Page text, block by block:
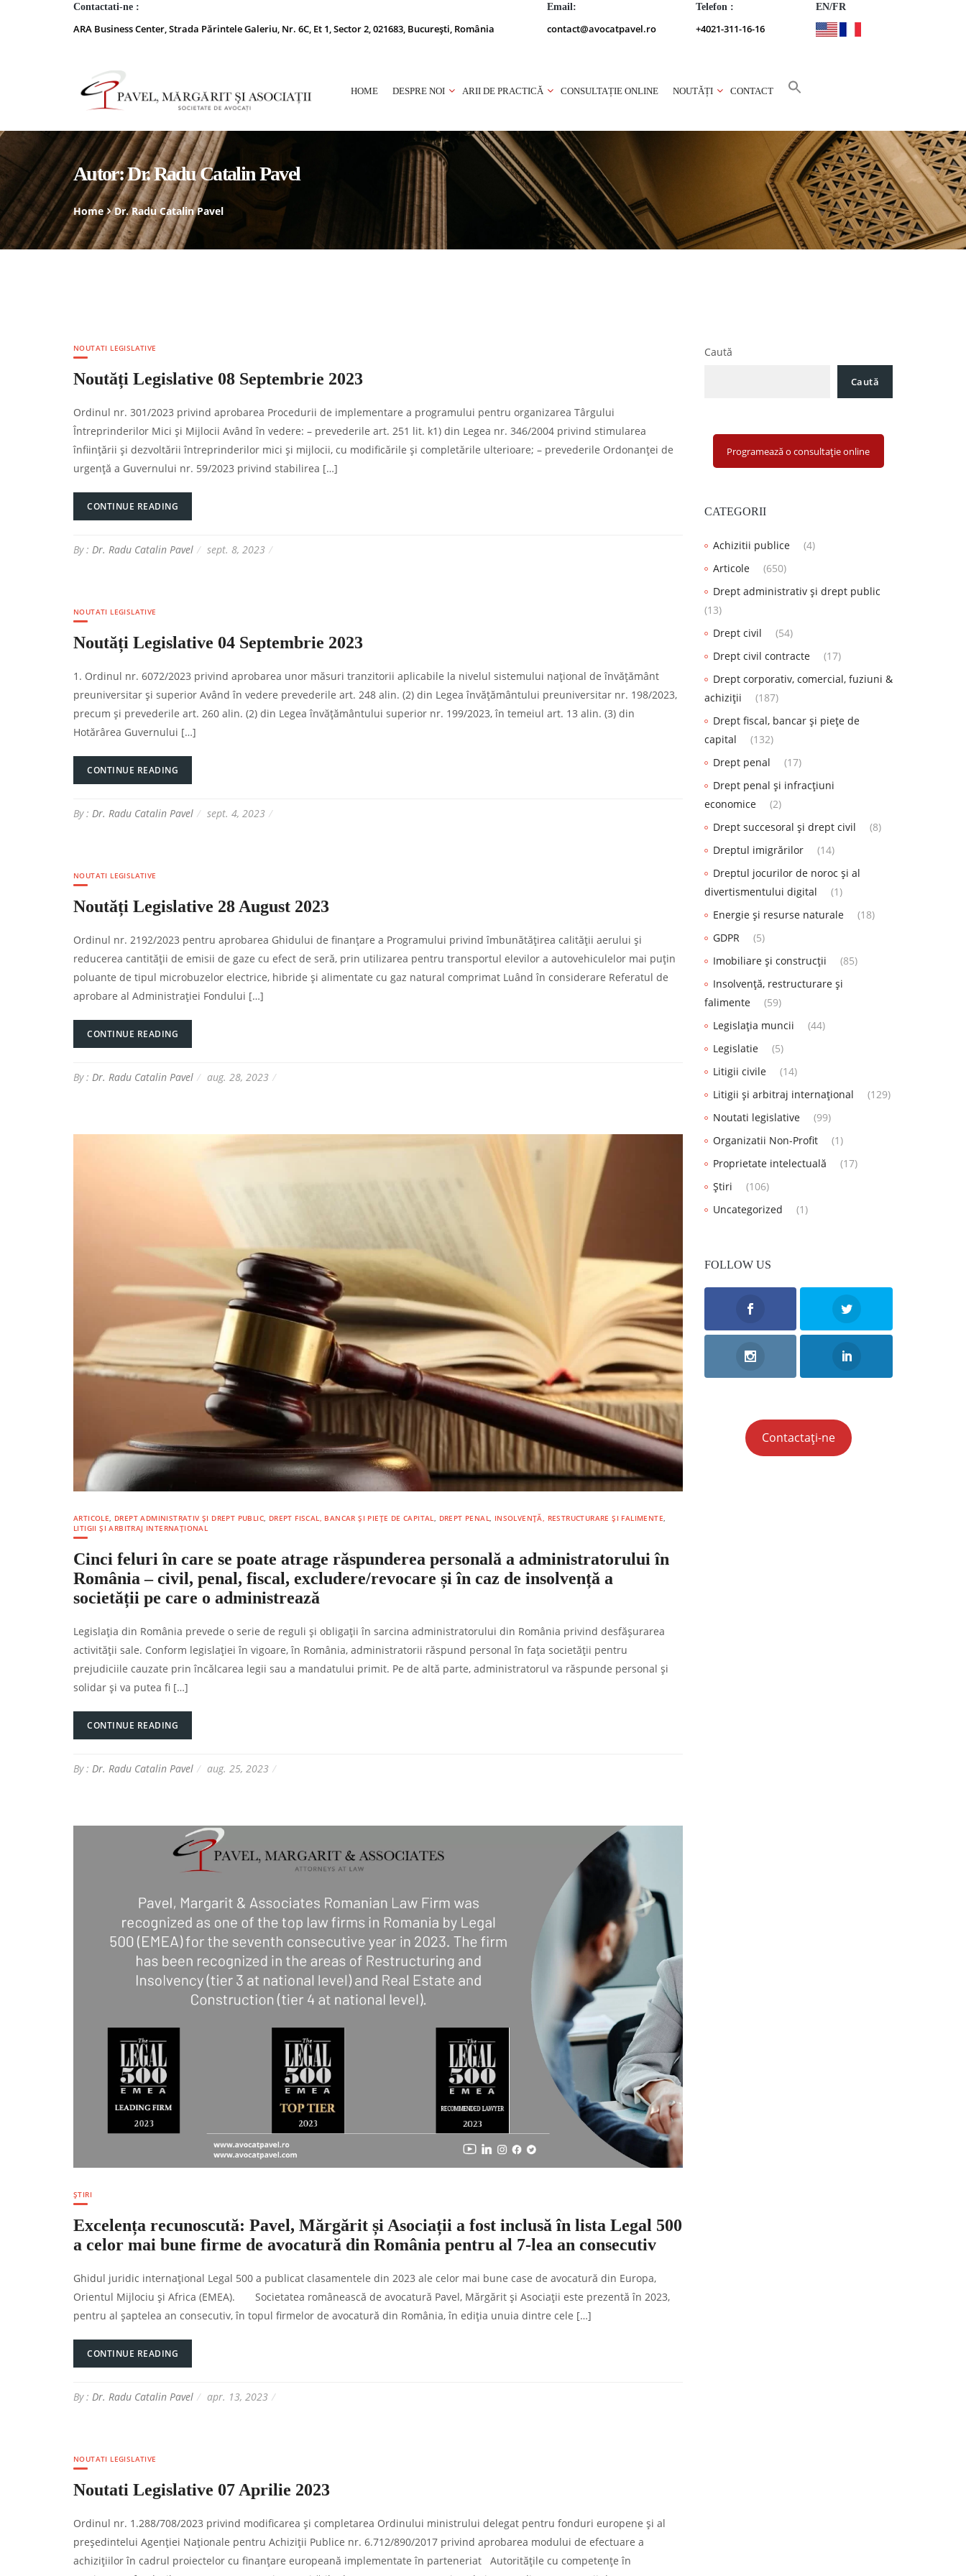
Contactati-ne :
ARA Business Center, Strada Părintele Galeriu, Nr. 6C, Et 1, Sector 2, 021683, București, România
Email:
contact@avocatpavel.ro
Telefon :
+4021-311-16-16
EN/FR
HOME DESPRE NOI ARII DE PRACTICĂ CONSULTAȚIE ONLINE NOUTĂȚI CONTACT
Autor:Dr. Radu Catalin Pavel
Home Dr. Radu Catalin Pavel
NOUTATI LEGISLATIVE
Noutăți Legislative 08 Septembrie 2023
Ordinul nr. 301/2023 privind aprobarea Procedurii de implementare a programului pentru organizarea Târgului
Întreprinderilor Mici şi Mijlocii Având în vedere: – prevederile art. 251 lit. k1) din Legea nr. 346/2004 privind stimularea
înfiinţării şi dezvoltării întreprinderilor mici şi mijlocii, cu modificările şi completările ulterioare; – prevederile Ordonanţei de
urgenţă a Guvernului nr. 59/2023 privind stabilirea […]
CONTINUE READING
By : Dr. Radu Catalin Pavel sept. 8, 2023
NOUTATI LEGISLATIVE
Noutăți Legislative 04 Septembrie 2023
1. Ordinul nr. 6072/2023 privind aprobarea unor măsuri tranzitorii aplicabile la nivelul sistemului naţional de învăţământ
preuniversitar şi superior Având în vedere prevederile art. 248 alin. (2) din Legea învăţământului preuniversitar nr. 198/2023,
precum şi prevederile art. 260 alin. (2) din Legea învăţământului superior nr. 199/2023, în temeiul art. 13 alin. (3) din
Hotărârea Guvernului […]
CONTINUE READING
By : Dr. Radu Catalin Pavel sept. 4, 2023
NOUTATI LEGISLATIVE
Noutăți Legislative 28 August 2023
Ordinul nr. 2192/2023 pentru aprobarea Ghidului de finanţare a Programului privind îmbunătăţirea calităţii aerului şi
reducerea cantităţii de emisii de gaze cu efect de seră, prin utilizarea pentru transportul elevilor a autovehiculelor mai puţin
poluante de tipul microbuzelor electrice, hibride şi alimentate cu gaz natural comprimat Luând în considerare Referatul de
aprobare al Administraţiei Fondului […]
CONTINUE READING
By : Dr. Radu Catalin Pavel aug. 28, 2023
ARTICOLE DREPT ADMINISTRATIV ȘI DREPT PUBLIC DREPT FISCAL, BANCAR ȘI PIEȚE DE CAPITAL DREPT PENAL INSOLVENȚĂ, RESTRUCTURARE ȘI FALIMENTE
LITIGII ȘI ARBITRAJ INTERNAȚIONAL
Cinci feluri în care se poate atrage răspunderea personală a administratorului în
România – civil, penal, fiscal, excludere/revocare și în caz de insolvență a
societății pe care o administrează
Legislația din România prevede o serie de reguli și obligații în sarcina administratorului din România privind desfășurarea
activității sale. Conform legislației în vigoare, în România, administratorii răspund personal în fața societății pentru
prejudiciile cauzate prin încălcarea legii sau a mandatului primit. Pe de altă parte, administratorul va răspunde personal și
solidar și va putea fi […]
CONTINUE READING
By : Dr. Radu Catalin Pavel aug. 25, 2023
ȘTIRI
Excelența recunoscută: Pavel, Mărgărit și Asociații a fost inclusă în lista Legal 500
a celor mai bune firme de avocatură din România pentru al 7-lea an consecutiv
Ghidul juridic internațional Legal 500 a publicat clasamentele din 2023 ale celor mai bune case de avocatură din Europa,
Orientul Mijlociu și Africa (EMEA). Societatea românească de avocatură Pavel, Mărgărit și Asociații este prezentă în 2023,
pentru al șaptelea an consecutiv, în topul firmelor de avocatură din România, în ediția unuia dintre cele […]
CONTINUE READING
By : Dr. Radu Catalin Pavel apr. 13, 2023
NOUTATI LEGISLATIVE
Noutati Legislative 07 Aprilie 2023
Ordinul nr. 1.288/708/2023 privind modificarea şi completarea Ordinului ministrului delegat pentru fonduri europene şi al
preşedintelui Agenţiei Naţionale pentru Achiziţii Publice nr. 6.712/890/2017 privind aprobarea modului de efectuare a
achiziţiilor în cadrul proiectelor cu finanţare europeană implementate în parteneriat Autorităţile cu competenţe în
Caută
Caută
Programează o consultație online
CATEGORII
Achizitii publice
(4)
Articole
(650)
Drept administrativ și drept public
(13)
Drept civil
(54)
Drept civil contracte
(17)
Drept corporativ, comercial, fuziuni &
achiziții
(187)
Drept fiscal, bancar și piețe de
capital
(132)
Drept penal
(17)
Drept penal și infracțiuni
economice
(2)
Drept succesoral și drept civil
(8)
Dreptul imigrărilor
(14)
Dreptul jocurilor de noroc și al
divertismentului digital
(1)
Energie și resurse naturale
(18)
GDPR
(5)
Imobiliare și construcții
(85)
Insolvență, restructurare și
falimente
(59)
Legislația muncii
(44)
Legislatie
(5)
Litigii civile
(14)
Litigii și arbitraj internațional
(129)
Noutati legislative
(99)
Organizatii Non-Profit
(1)
Proprietate intelectuală
(17)
Știri
(106)
Uncategorized
(1)
FOLLOW US
Contactați-ne